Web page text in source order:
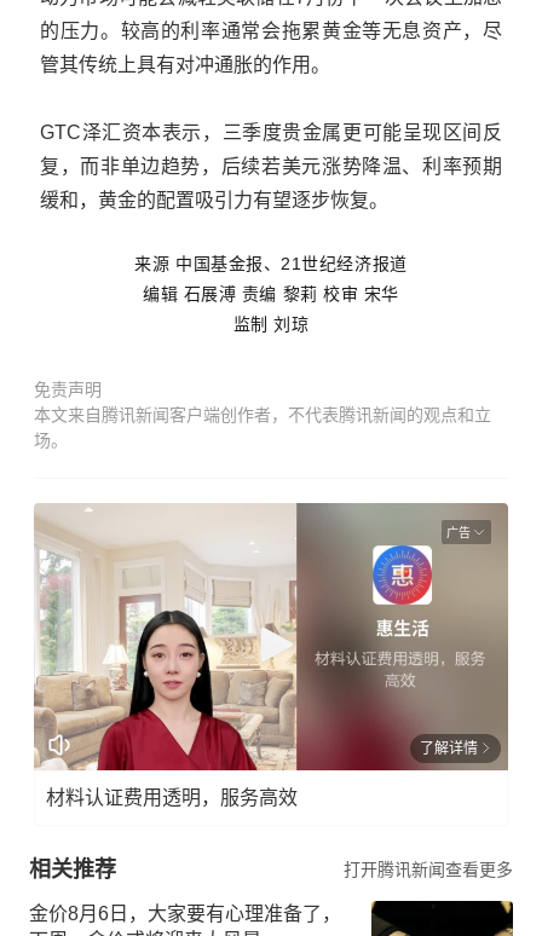
的压力。较高的利率通常会拖累黄金等无息资产，尽
管其传统上具有对冲通胀的作用。
GTC泽汇资本表示，三季度贵金属更可能呈现区间反
复，而非单边趋势，后续若美元涨势降温、利率预期
缓和，黄金的配置吸引力有望逐步恢复。
来源 中国基金报、21世纪经济报道
编辑 石展溥 责编 黎莉 校审 宋华
监制 刘琼
免责声明
本文来自腾讯新闻客户端创作者，不代表腾讯新闻的观点和立
场。
广告
了解详情
材料认证费用透明，服务高效
相关推荐 打开腾讯新闻查看更多
金价8月6日，大家要有心理准备了，